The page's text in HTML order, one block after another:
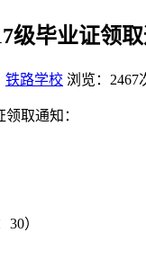
级毕业证领取
铁路学校 浏览：2467
取通知：
）